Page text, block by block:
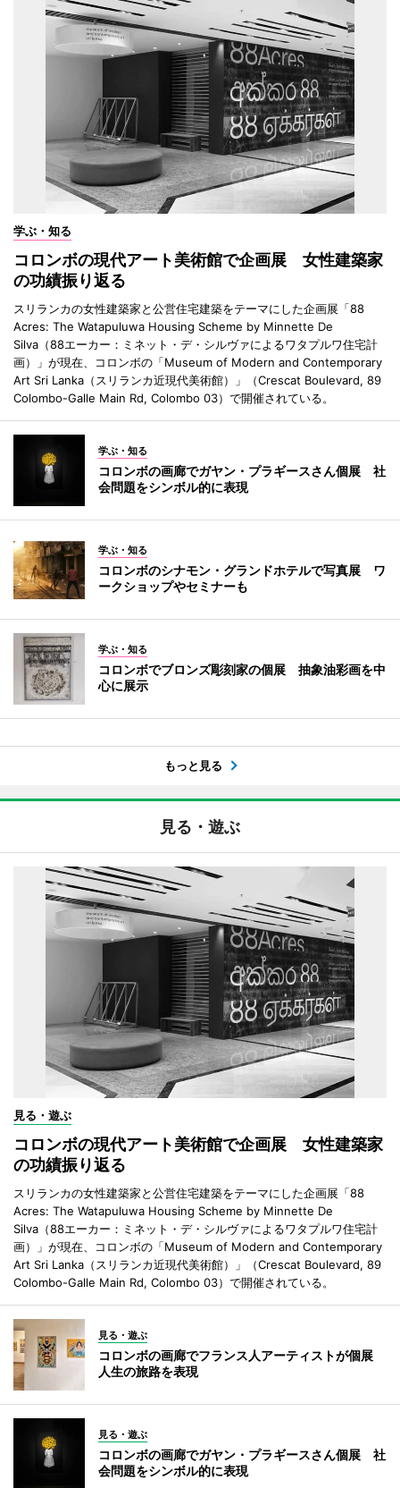
学ぶ・知る
コロンボの現代アート美術館で企画展 女性建築家
の功績振り返る
スリランカの女性建築家と公営住宅建築をテーマにした企画展「88
Acres: The Watapuluwa Housing Scheme by Minnette De
Silva（88エーカー：ミネット・デ・シルヴァによるワタプルワ住宅計
画）」が現在、コロンボの「Museum of Modern and Contemporary
Art Sri Lanka（スリランカ近現代美術館）」（Crescat Boulevard, 89
Colombo-Galle Main Rd, Colombo 03）で開催されている。
学ぶ・知る
コロンボの画廊でガヤン・プラギースさん個展 社
会問題をシンボル的に表現
学ぶ・知る
コロンボのシナモン・グランドホテルで写真展 ワ
ークショップやセミナーも
学ぶ・知る
コロンボでブロンズ彫刻家の個展 抽象油彩画を中
心に展示
もっと見る
見る・遊ぶ
見る・遊ぶ
コロンボの現代アート美術館で企画展 女性建築家
の功績振り返る
スリランカの女性建築家と公営住宅建築をテーマにした企画展「88
Acres: The Watapuluwa Housing Scheme by Minnette De
Silva（88エーカー：ミネット・デ・シルヴァによるワタプルワ住宅計
画）」が現在、コロンボの「Museum of Modern and Contemporary
Art Sri Lanka（スリランカ近現代美術館）」（Crescat Boulevard, 89
Colombo-Galle Main Rd, Colombo 03）で開催されている。
見る・遊ぶ
コロンボの画廊でフランス人アーティストが個展
人生の旅路を表現
見る・遊ぶ
コロンボの画廊でガヤン・プラギースさん個展 社
会問題をシンボル的に表現